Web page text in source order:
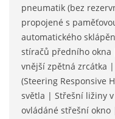
pneumatik (bez
propojené s
automatického
stíračů předního okna
vnější zpětná zrcátka
(Steering Responsive
světla | Střešní ližiny
ovládáné střešní okno